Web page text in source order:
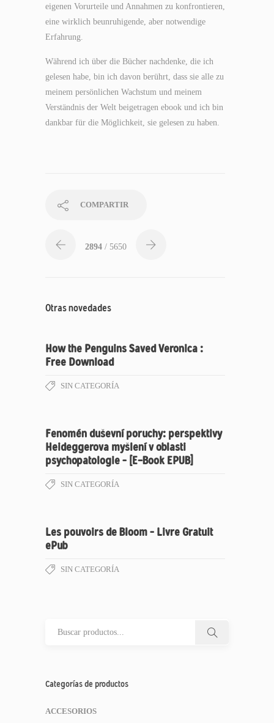
eigenen Vorurteile und Annahmen zu konfrontieren,
eine wirklich beunruhigende, aber notwendige
Erfahrung.
Während ich über die Bücher nachdenke, die ich
gelesen habe, bin ich davon berührt, dass sie alle zu
meinem persönlichen Wachstum und meinem
Verständnis der Welt beigetragen ebook und ich bin
dankbar für die Möglichkeit, sie gelesen zu haben.
COMPARTIR
2894 / 5650
Otras novedades
How the Penguins Saved Veronica :
Free Download
SIN CATEGORÍA
Fenomén duševní poruchy: perspektivy
Heideggerova myšlení v oblasti
psychopatologie – [E-Book EPUB]
SIN CATEGORÍA
Les pouvoirs de Bloom – Livre Gratuit
ePub
SIN CATEGORÍA
Categorías de productos
ACCESORIOS